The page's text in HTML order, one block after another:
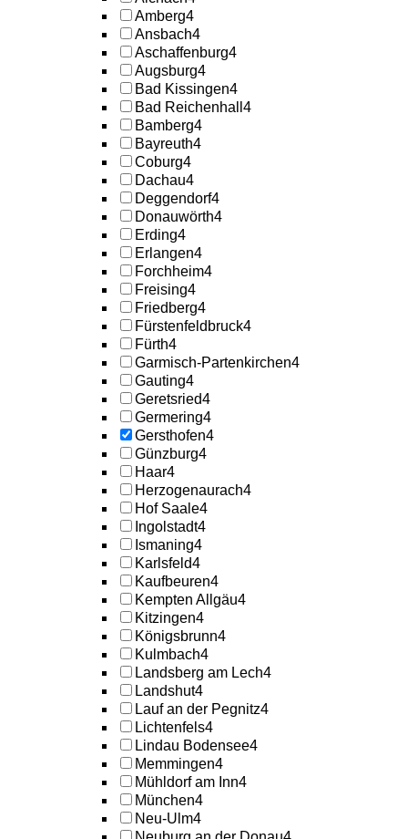
Amberg4
Ansbach4
Aschaffenburg4
Augsburg4
Bad Kissingen4
Bad Reichenhall 4
Bamberg4
Bayreuth4
Coburg4
Dachau4
Deggendorf4
Donauwörth4
Erding4
Erlangen4
Forchheim4
Freising4
Friedberg4
Fürstenfeldbruck4
Fürth4
Garmisch-Partenkirchen4
Gauting4
Geretsried4
Germering4
Gersthofen4
Günzburg4
Haar4
Herzogenaurach4
Hof Saale4
Ingolstadt4
Ismaning4
Karlsfeld4
Kaufbeuren4
Kempten Allgäu4
Kitzingen4
Königsbrunn4
Kulmbach4
Landsberg am Lech4
Landshut4
Lauf an der Pegnitz4
Lichtenfels4
Lindau Bodensee4
Memmingen4
Mühldorf am Inn4
München4
Neu-Ulm4